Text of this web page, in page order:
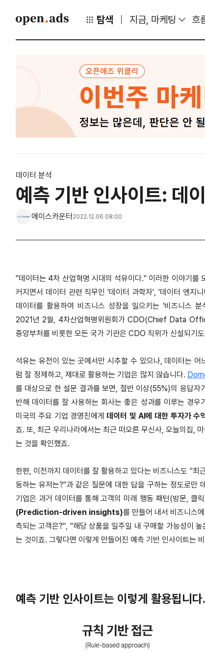
탐색 지금, 마케팅 흐
데이터 분석
예측 기반 인사이트: 데
에이스카운터 2022.12.06 08:00
"데이터는 4차 산업혁명 시대의 석유이다." 이러한 이야기를
커지면서 데이터 관련 직무인 '데이터 과학자', '데이터 엔지
데이터를 활용하여 비즈니스 성장을 일으키는 '비즈니스
2021년 2월, 4차산업혁명위원회가 CDO(Chief Data
중앙부처를 비롯한 모든 국가 기관은 CDO 직위가 신설되기
석유는 유전이 있는 곳에서만 시추할 수 있으나, 데이터는
럼 잘 정제하고, 제대로 활용하는 기업은 많지 않습니다.
를 대상으로 한 설문 결과를 보면, 절반 이상(55%)의 응답자
반해 데이터를 잘 사용하는 회사는 좋은 성과를 이루는 경우
미국의 주요 기업 경영진에게 데이터 및 AI에 대한 투자가 수
죠. 또, 최근 우리나라에서는 최근 떠오른 무신사, 오늘의집,
는 것을 확인했죠.
한편, 이전까지 데이터를 잘 활용하고 있다는 비즈니스도 "
동하는 유저는?"과 같은 질문에 대한 답을 구하는 정도로만
기업은 과거 데이터를 통해 고객의 미래 행동 패턴(방문,
(Prediction-driven insights)를 만들어 내서 비즈니스
측되는 고객은?", "해당 상품을 일주일 내 구매할 가능성이
는 것이죠. 그렇다면 이렇게 만들어진 예측 기반 인사이트는
예측 기반 인사이트는 이렇게 활용됩니다.